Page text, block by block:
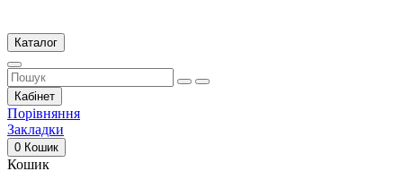
Каталог
Кабінет
Порівняння
Закладки
0 Кошик
Кошик